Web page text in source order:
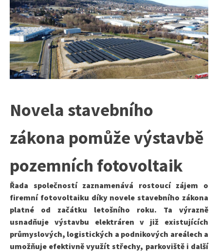
Novela stavebního
zákona pomůže výstavbě
pozemních fotovoltaik
Řada společností zaznamenává rostoucí zájem o
firemní fotovoltaiku díky novele stavebního zákona
platné od začátku letošního roku. Ta výrazně
usnadňuje výstavbu elektráren v již existujících
průmyslových, logistických a podnikových areálech a
umožňuje efektivně využít střechy, parkoviště i další